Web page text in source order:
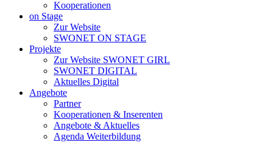
Kooperationen
on Stage
Zur Website
SWONET ON STAGE
Projekte
Zur Website SWONET GIRL
SWONET DIGITAL
Aktuelles Digital
Angebote
Partner
Kooperationen & Inserenten
Angebote & Aktuelles
Agenda Weiterbildung